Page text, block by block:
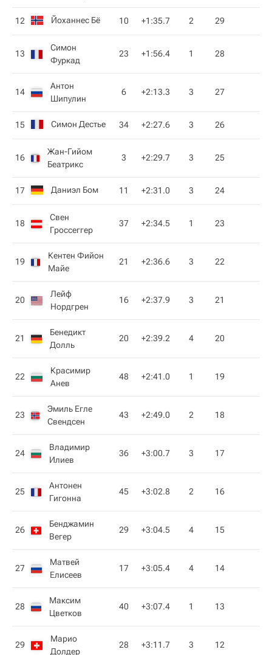
12 Йоханнес Бё 10 +1:35.7 2 29
13
Симон
Фуркад
23 +1:56.4 1 28
14
Антон
Шипулин
6 +2:13.3 3 27
15 Симон Дестье 34 +2:27.6 3 26
16
Жан-Гийом
Беатрикс
3 +2:29.7 3 25
17 Даниэл Бом 11 +2:31.0 3 24
18
Свен
Гроссеггер
37 +2:34.5 1 23
19
Кентен Фийон
Майе
21 +2:36.6 3 22
20
Лейф
Нордгрен
16 +2:37.9 3 21
21
Бенедикт
Долль
20 +2:39.2 4 20
22
Красимир
Анев
48 +2:41.0 1 19
23
Эмиль Егле
Свендсен
43 +2:49.0 2 18
24
Владимир
Илиев
36 +3:00.7 3 17
25
Антонен
Гигонна
45 +3:02.8 2 16
26
Бенджамин
Вегер
29 +3:04.5 4 15
27
Матвей
Елисеев
17 +3:05.4 4 14
28
Максим
Цветков
40 +3:07.4 1 13
29
Марио
Долдер
28 +3:11.7 3 12